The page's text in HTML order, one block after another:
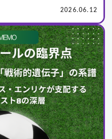
2026.06.12